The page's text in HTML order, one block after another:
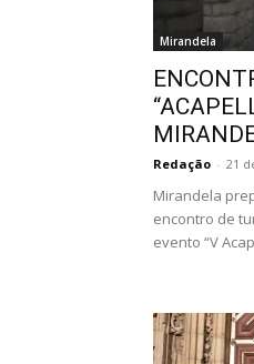
Mirandela
Redação - 21
Mirandela
encontro de
evento “V